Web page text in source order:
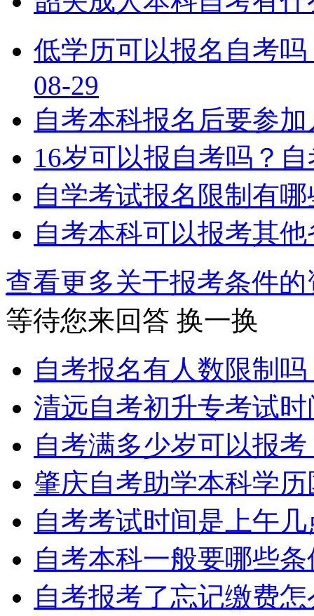
低学历可以报名自考
08-29
自考本科报名后要参
16岁可以报自考吗？
自学考试报名限制有
自考本科可以报考其
查看更多关于报考条件
等待您来回答 换一换
自考报名有人数限制吗
清远自考初升专考试
自考满多少岁可以报考
肇庆自考助学本科学
自考考试时间是上午
自考本科一般要哪些
自考报考了忘记缴费